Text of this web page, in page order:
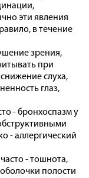
эти явления
в течение
зрения,
при
слуха,
глаз,
- бронхоспазм у
- аллергический
- тошнота,
полости